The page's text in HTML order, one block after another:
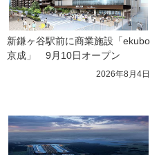
新鎌ヶ谷駅前に商業施設「ekubo
京成」　9月10日オープン
2026年8月4日